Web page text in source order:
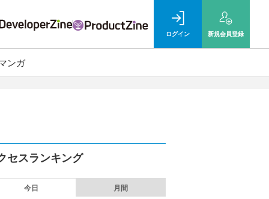
ログイン 新規会員登録
ンガ
セスランキング
今日 月間